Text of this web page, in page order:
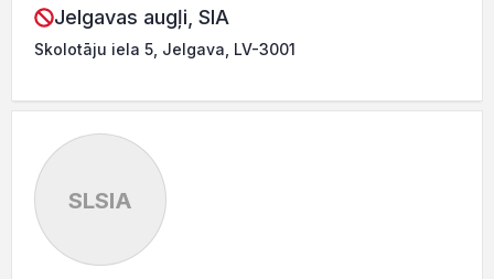
Jelgavas augļi, SIA
Skolotāju iela 5, Jelgava, LV-3001
SLSIA